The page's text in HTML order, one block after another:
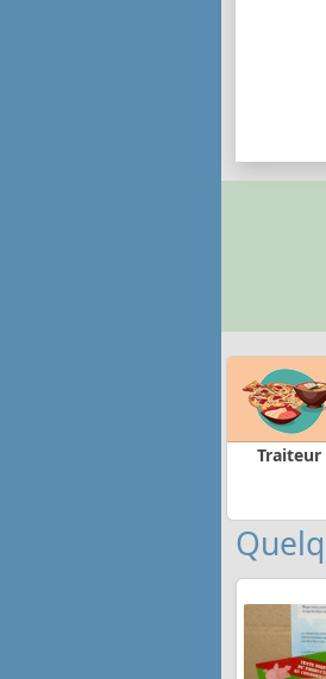
Traiteur